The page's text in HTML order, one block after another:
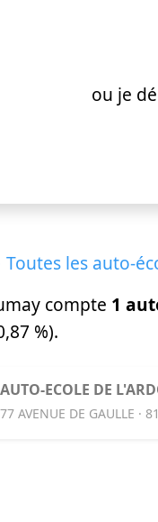
ou je
les auto-
compte 1
%).
AUTO-ECOLE DE
77 AVENUE DE GAULLE ·